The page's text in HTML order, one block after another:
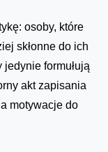
osoby, które
skłonne do ich
formułują
akt zapisania
motywacje do